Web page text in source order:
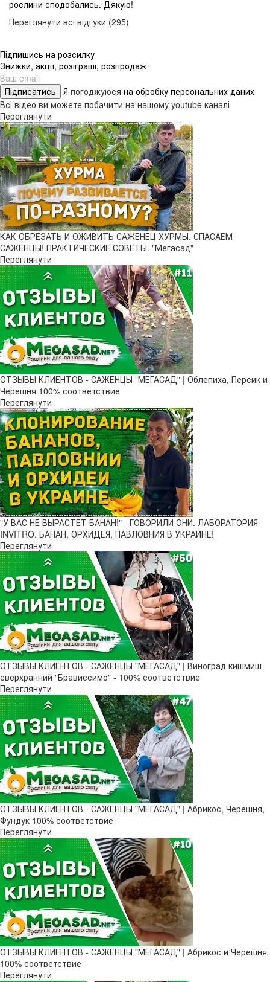
рослини сподобались. Дякую!
Переглянути всі відгуки (295)
Підпишись на розсилку
Знижки, акції, розіграші, розпродаж
Підписатись Я погоджуюся на обробку персональних даних
Всі відео ви можете побачити на нашому youtube каналі
Переглянути
КАК ОБРЕЗАТЬ И ОЖИВИТЬ САЖЕНЕЦ ХУРМЫ. СПАСАЕМ
САЖЕНЦЫ! ПРАКТИЧЕСКИЕ СОВЕТЫ. "Мегасад"
Переглянути
ОТЗЫВЫ КЛИЕНТОВ - САЖЕНЦЫ "МЕГАСАД" | Облепиха, Персик и
Черешня 100% соответствие
Переглянути
"У ВАС НЕ ВЫРАСТЕТ БАНАН!" - ГОВОРИЛИ ОНИ. ЛАБОРАТОРИЯ
INVITRO. БАНАН, ОРХИДЕЯ, ПАВЛОВНИЯ В УКРАИНЕ!
Переглянути
ОТЗЫВЫ КЛИЕНТОВ - САЖЕНЦЫ "МЕГАСАД" | Виноград кишмиш
сверхранний "Брависсимо" - 100% соответствие
Переглянути
ОТЗЫВЫ КЛИЕНТОВ - САЖЕНЦЫ "МЕГАСАД" | Абрикос, Черешня,
Фундук 100% соответствие
Переглянути
ОТЗЫВЫ КЛИЕНТОВ - САЖЕНЦЫ "МЕГАСАД" | Абрикос и Черешня
100% соответствие
Переглянути